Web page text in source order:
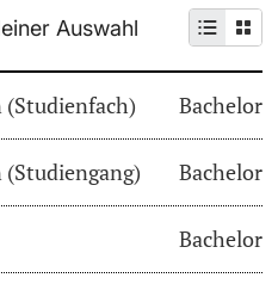
& Schnuppern
Auswahl
Bachelor
Bachelor
Bachelor